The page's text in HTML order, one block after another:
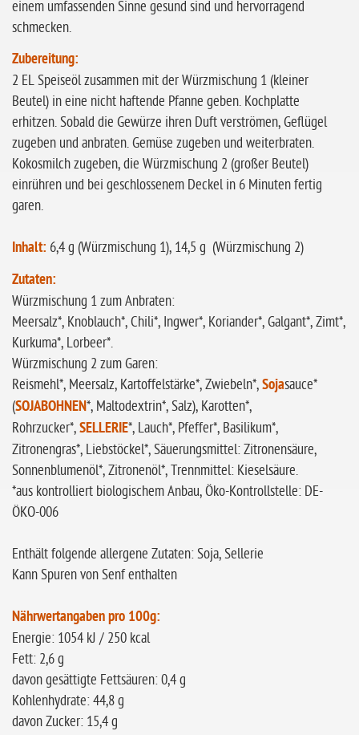
einem umfassenden Sinne gesund sind und hervorragend
schmecken.
Zubereitung:
2 EL Speiseöl zusammen mit der Würzmischung 1 (kleiner
Beutel) in eine nicht haftende Pfanne geben. Kochplatte
erhitzen. Sobald die Gewürze ihren Duft verströmen, Geflügel
zugeben und anbraten. Gemüse zugeben und weiterbraten.
Kokosmilch zugeben, die Würzmischung 2 (großer Beutel)
einrühren und bei geschlossenem Deckel in 6 Minuten fertig
garen.
Inhalt: 6,4 g (Würzmischung 1), 14,5 g (Würzmischung 2)
Zutaten:
Würzmischung 1 zum Anbraten:
Meersalz*, Knoblauch*, Chili*, Ingwer*, Koriander*, Galgant*, Zimt*,
Kurkuma*, Lorbeer*.
Würzmischung 2 zum Garen:
Reismehl*, Meersalz, Kartoffelstärke*, Zwiebeln*,Sojasauce*
(SOJABOHNEN*, Maltodextrin*, Salz), Karotten*,
Rohrzucker*,SELLERIE*, Lauch*, Pfeffer*, Basilikum*,
Zitronengras*, Liebstöckel*, Säuerungsmittel: Zitronensäure,
Sonnenblumenöl*, Zitronenöl*, Trennmittel: Kieselsäure.
*aus kontrolliert biologischem Anbau, Öko-Kontrollstelle: DE-
ÖKO-006
Enthält folgende allergene Zutaten: Soja, Sellerie
Kann Spuren von Senf enthalten
Nährwertangaben pro 100g:
Energie: 1054 kJ / 250 kcal
Fett: 2,6 g
davon gesättigte Fettsäuren: 0,4 g
Kohlenhydrate: 44,8 g
davon Zucker: 15,4 g